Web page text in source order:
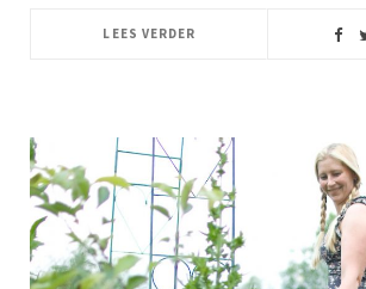
LEES VERDER